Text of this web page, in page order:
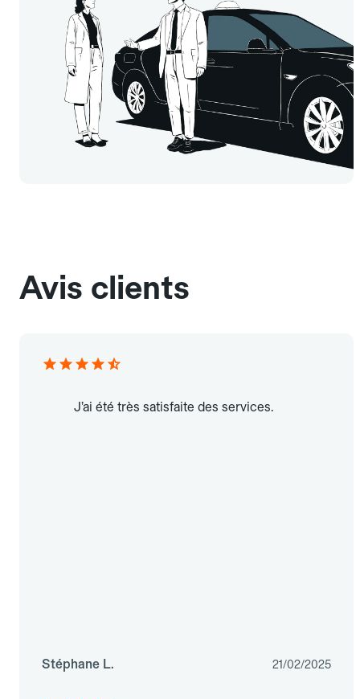
Avis clients
J’ai été très satisfaite des services.
Stéphane L. 21/02/2025